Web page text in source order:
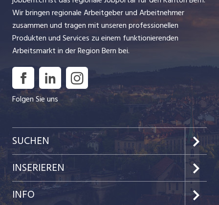
Community, Commerce) ein eigens entwickeltes
Geschäftsmodell an, das der jeweiligen Nischen-
Community als Plattform dient.
Wir bringen regionale Arbeitgeber und Arbeitnehmer
zusammen und tragen mit unseren professionellen
Produkten und Services zu einem funktionierenden
Arbeitsmarkt in der Region Bern bei.
Folgen Sie uns
SUCHEN
Jobs im Kanton Bern
Jobs in der Stadt Bern
INSERIEREN
Preise & Leistungen
INFO